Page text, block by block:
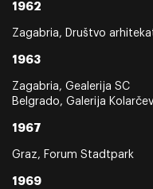
1962
Zagabria, Društvo
1963
Zagabria, Gealerija SC
Belgrado, Galerija
1967
Graz, Forum Stadtpark
1969